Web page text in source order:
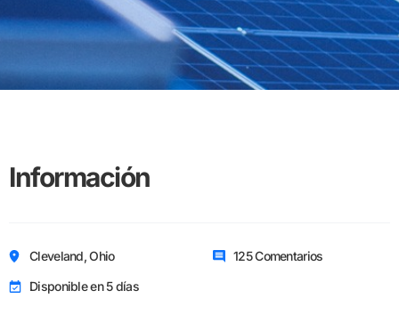
Información
Cleveland, Ohio
125 Comentarios
Disponible en 5 días